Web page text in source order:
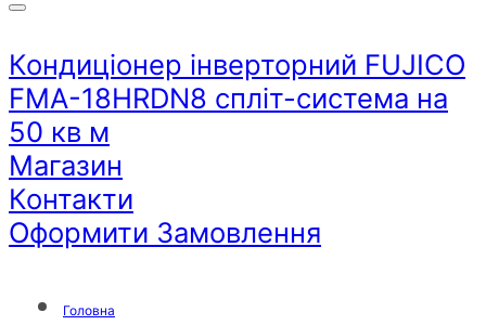
Кондиціонер інверторний FUJICO
FMA-18HRDN8 спліт-система на
50 кв м
Магазин
Контакти
Оформити Замовлення
Головна